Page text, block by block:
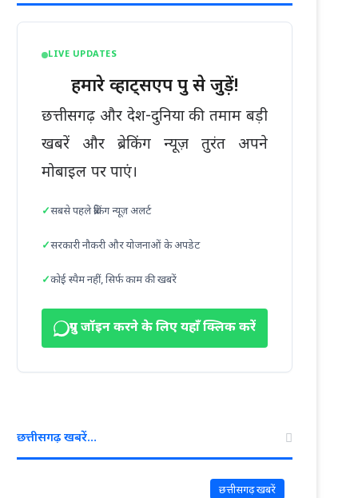
LIVE UPDATES
हमारे व्हाट्सएप ग्रुप से जुड़ें!
छत्तीसगढ़ और देश-दुनिया की तमाम बड़ी
खबरें और ब्रेकिंग न्यूज़ तुरंत अपने
मोबाइल पर पाएं।
सबसे पहले ब्रेकिंग न्यूज़ अलर्ट
सरकारी नौकरी और योजनाओं के अपडेट
कोई स्पैम नहीं, सिर्फ काम की खबरें
ग्रुप जॉइन करने के लिए यहाँ क्लिक करें
छत्तीसगढ़ खबरें…
छत्तीसगढ़ खबरें